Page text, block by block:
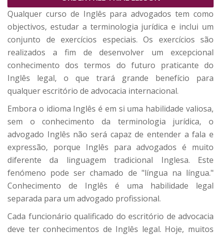
Qualquer curso de Inglês para advogados tem como
objectivos, estudar a terminologia jurídica e inclui um
conjunto de exercícios especiais. Os exercícios são
realizados a fim de desenvolver um excepcional
conhecimento dos termos do futuro praticante do
Inglês legal, o que trará grande benefício para
qualquer escritório de advocacia internacional.
Embora o idioma Inglês é em si uma habilidade valiosa,
sem o conhecimento da terminologia jurídica, o
advogado Inglês não será capaz de entender a fala e
expressão, porque Inglês para advogados é muito
diferente da linguagem tradicional Inglesa. Este
fenómeno pode ser chamado de "língua na língua."
Conhecimento de Inglês é uma habilidade legal
separada para um advogado profissional.
Cada funcionário qualificado do escritório de advocacia
deve ter conhecimentos de Inglês legal. Hoje, muitos